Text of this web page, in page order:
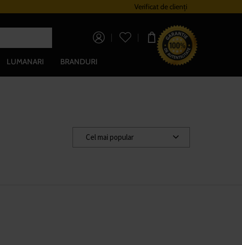
Verificat de clienți
0,00 lei
LUMANARI BRANDURI
Cel mai popular